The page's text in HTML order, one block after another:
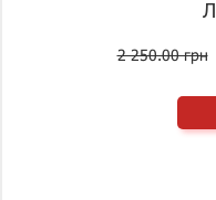
2 250.00 грн